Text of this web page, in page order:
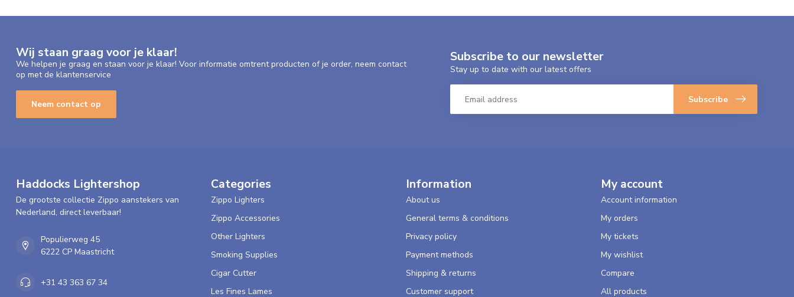
Wij staan graag voor je klaar!
We helpen je graag en staan voor je klaar! Voor informatie omtrent producten of je order, neem contact
op met de klantenservice
Neem contact op
Subscribe to our newsletter
Stay up to date with our latest offers
Subscribe
Haddocks Lightershop
De grootste collectie Zippo aanstekers van
Nederland, direct leverbaar!
Populierweg 45
6222 CP Maastricht
+31 43 363 67 34
Categories
Zippo Lighters
Zippo Accessories
Other Lighters
Smoking Supplies
Cigar Cutter
Les Fines Lames
Information
About us
General terms & conditions
Privacy policy
Payment methods
Shipping & returns
Customer support
My account
Account information
My orders
My tickets
My wishlist
Compare
All products